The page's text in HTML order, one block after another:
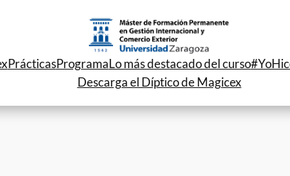
PrácticasProgramaLo más destacado del curso
Descarga el Díptico de Magicex